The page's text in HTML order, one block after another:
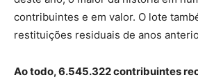
contribuintes e em valor. O lote
restituições residuais de anos
Ao todo, 6.545.322 contribuintes